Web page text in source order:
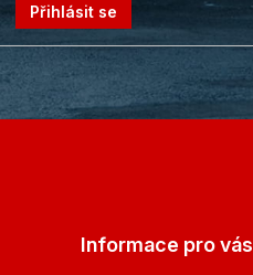
Přihlásit se
Informace pro vás